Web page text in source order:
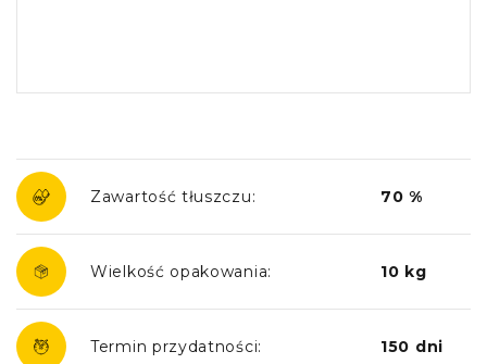
Zawartość tłuszczu: 70 %
Wielkość opakowania: 10 kg
Termin przydatności: 150 dni